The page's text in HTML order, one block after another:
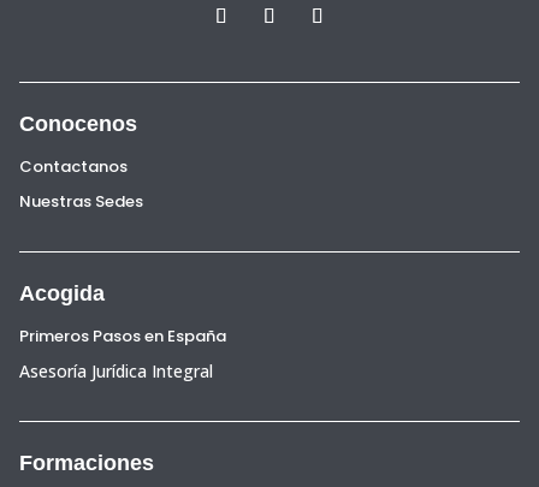
Conocenos
Contactanos
Nuestras Sedes
Acogida
Primeros Pasos en España
Asesoría Jurídica Integral
Formaciones